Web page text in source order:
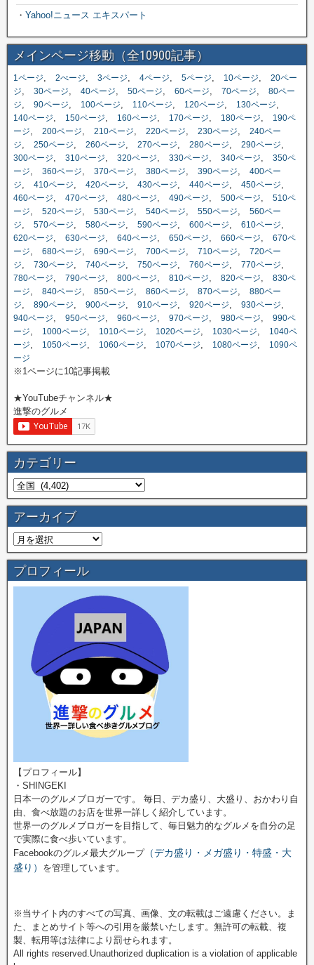
・ Yahoo!ニュース エキスパート
メインページ移動（全10900記事）
1ページ, 2ぺージ, 3ページ, 4ページ, 5ページ, 10ページ, 20ペー
ジ, 30ページ, 40ページ, 50ページ, 60ページ, 70ページ, 80ペー
ジ, 90ページ, 100ページ, 110ページ, 120ページ, 130ページ,
140ページ, 150ページ, 160ページ, 170ページ, 180ページ,
190ペ
ージ, 200ページ, 210ページ, 220ページ, 230ページ, 240ペー
ジ, 250ページ, 260ページ, 270ページ, 280ページ, 290ページ,
300ページ, 310ページ, 320ページ, 330ページ, 340ページ, 350ペ
ージ, 360ページ, 370ページ, 380ページ, 390ページ, 400ペー
ジ, 410ページ, 420ページ, 430ページ, 440ページ, 450ページ,
460ページ, 470ページ, 480ページ, 490ページ, 500ページ, 510ペ
ージ, 520ページ, 530ページ, 540ページ, 550ページ, 560ペー
ジ, 570ページ, 580ページ, 590ページ, 600ページ, 610ページ,
620ページ, 630ページ, 640ページ, 650ページ, 660ページ, 670ペ
ージ, 680ページ, 690ページ, 700ページ, 710ページ, 720ペー
ジ, 730ページ, 740ページ, 750ページ, 760ページ, 770ページ,
780ページ, 790ページ, 800ページ, 810ページ, 820ページ, 830ペ
ージ, 840ページ, 850ページ, 860ページ, 870ページ, 880ペー
ジ, 890ページ, 900ページ, 910ページ, 920ページ, 930ページ,
940ページ, 950ページ, 960ページ, 970ページ, 980ページ, 990ペ
ージ, 1000ページ, 1010ページ, 1020ページ, 1030ページ,
1040ペ
ージ, 1050ページ, 1060ページ, 1070ページ, 1080ページ,
1090ペ
ージ
※1ページに10記事掲載
★YouTubeチャンネル★
進撃のグルメ
カテゴリー
アーカイブ
プロフィール
【プロフィール】
・SHINGEKI
日本一のグルメブロガーです。 毎日、デカ盛り、大盛り、おかわり自
由、食べ放題のお店を世界一詳しく紹介しています。
世界一のグルメブロガーを目指して、毎日魅力的なグルメを自分の足
で実際に食べ歩いています。
Facebookのグルメ最大グループ（デカ盛り・メガ盛り・特盛・大
盛り） を管理しています。
※当サイト内のすべての写真、画像、文の転載はご遠慮ください。ま
た、まとめサイト等への引用を厳禁いたします。無許可の転載、複
製、転用等は法律により罰せられます。
All rights reserved.Unauthorized duplication is a violation of applicable